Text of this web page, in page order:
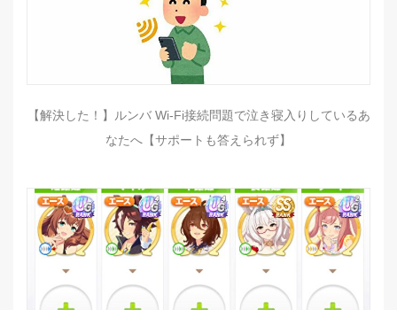
【解決した！】ルンバ Wi-Fi接続問題で泣き寝入りしているあ
なたへ【サポートも答えられず】